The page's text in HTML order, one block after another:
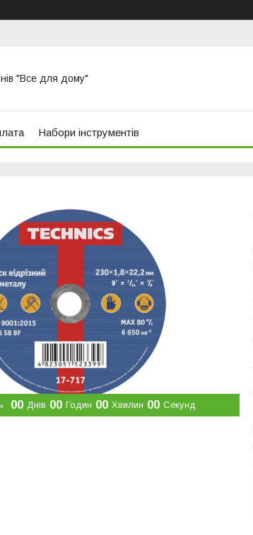
"Все для дому"
Набори інструментів
00 Днів 00 Годин 00 Хвилин 00 Секунд